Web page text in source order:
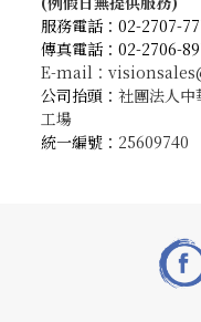
服務電話：02-2707-
傳真電話：02-2706-
E-mail：
公司抬頭： 社團法人中
工場
統一編號： 25609740